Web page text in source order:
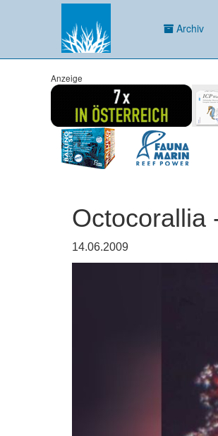
Archiv
Anzeige
Octocorallia
14.06.2009